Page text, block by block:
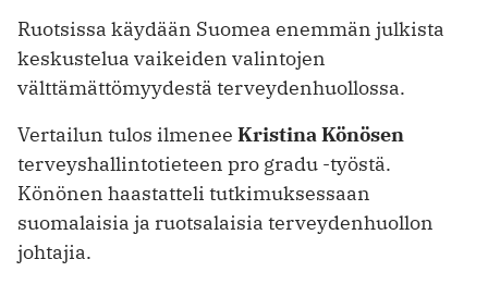
Ruotsissa käydään Suomea enemmän julkista
keskustelua vaikeiden valintojen
välttämättömyydestä terveydenhuollossa.
Vertailun tulos ilmenee Kristina ­Könösen
terveyshallintotieteen pro gradu -työstä.
Könönen haastatteli tutkimuksessaan
suomalaisia ja ruotsalaisia terveydenhuollon
johtajia.